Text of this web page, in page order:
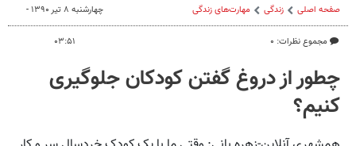
صفحه اصلی زندگی مهارت‌های زندگی
مجموع نظرات: ۰
چهارشنبه ۸ تیر ۱۳۹۰ -
۰۳:۵۱
چطور از دروغ گفتن کودکان جلوگیری
کنیم؟